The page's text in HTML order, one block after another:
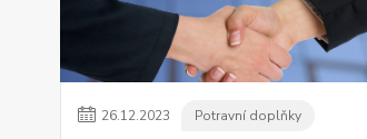
26.12.2023 Potravní doplňky